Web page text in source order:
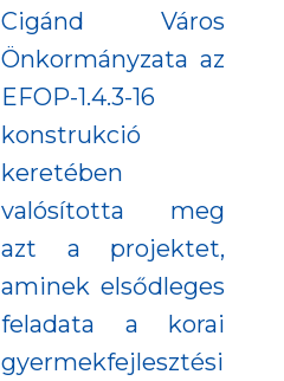
Cigánd Város
Önkormányzata az
EFOP-1.4.3-16
konstrukció
keretében
valósította meg
azt a projektet,
aminek elsődleges
feladata a korai
gyermekfejlesztési